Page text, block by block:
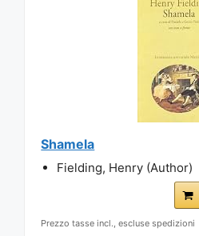
Shamela
Fielding, Henry (Author)
Prezzo tasse incl., escluse spedizioni